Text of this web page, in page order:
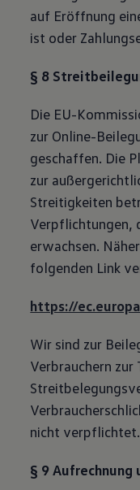
auf Eröffnung
ist oder
§ 8
Die EU-
zur Online-
geschaffen. Die
zur
Streitigkeiten
Verpflichtungen,
erwachsen.
folgenden Link
https://
Wir sind zur
Verbrauchern zur
nicht verpflichtet.
§ 9 Aufrechnung